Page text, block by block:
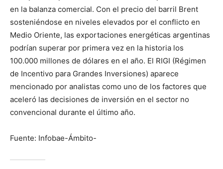
en la balanza comercial. Con el precio del barril Brent
sosteniéndose en niveles elevados por el conflicto en
Medio Oriente, las exportaciones energéticas argentinas
podrían superar por primera vez en la historia los
100.000 millones de dólares en el año. El RIGI (Régimen
de Incentivo para Grandes Inversiones) aparece
mencionado por analistas como uno de los factores que
aceleró las decisiones de inversión en el sector no
convencional durante el último año.
Fuente: Infobae-Ámbito-